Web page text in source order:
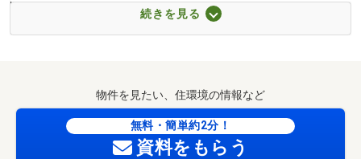
時間／10:00～17:00
現地案内はもちろん、周辺環境や特徴まですべてご紹介い
毎日10：00～17：00現地見学会開催中！なんでもご相談く
ださい。
最新のモデルハウスの見学もできます！※事前予約が必要
続きを見る
物件を見たい、住環境の情報など
無料・簡単約2分！
資料をもらう